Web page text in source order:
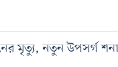
মৃত্যু, নতুন উপসর্গ